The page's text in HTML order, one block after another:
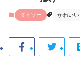
ダイソー かわいい